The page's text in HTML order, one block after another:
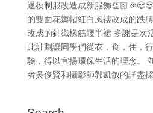
退役制服改造成新服飾
的雙面花瓣帽紅白風褸改成的跌
改成的針織橡筋腰半裙 多謝是次
此計劃讓同學們從衣，食，住，
驗，得以宣揚環保生活的理念。
者吳俊賢和攝影師郭凱敏的詳盡採